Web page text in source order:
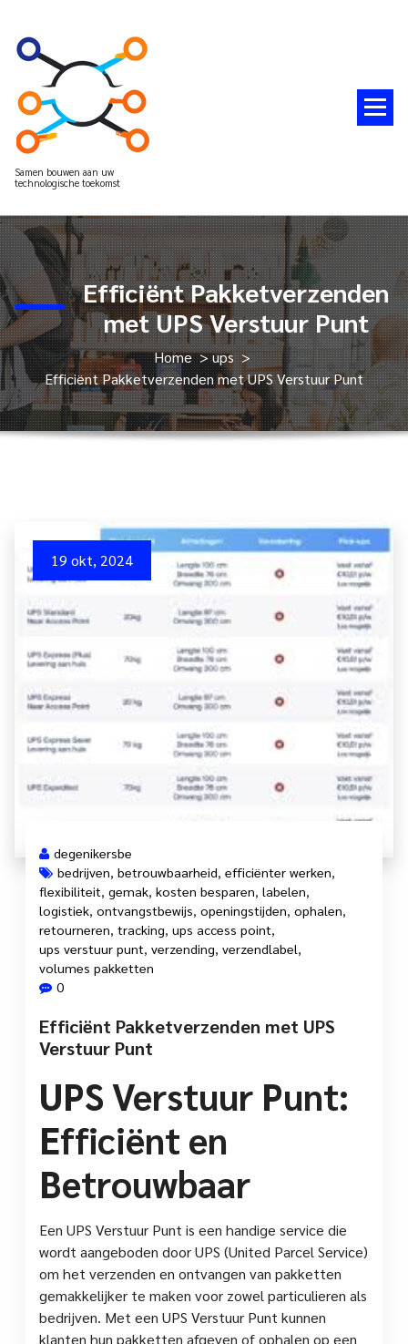
Samen bouwen aan uw
technologische toekomst
Efficiënt Pakketverzenden
met UPS Verstuur Punt
Home>ups>
Efficiënt Pakketverzenden met UPS Verstuur Punt
19 okt, 2024
degenikersbe
bedrijven, betrouwbaarheid, efficiënter werken,
flexibiliteit, gemak, kosten besparen, labelen,
logistiek, ontvangstbewijs, openingstijden, ophalen,
retourneren, tracking, ups access point,
ups verstuur punt, verzending, verzendlabel,
volumes pakketten
0
Efficiënt Pakketverzenden met UPS
Verstuur Punt
UPS Verstuur Punt:
Efficiënt en
Betrouwbaar
Een UPS Verstuur Punt is een handige service die
wordt aangeboden door UPS (United Parcel Service)
om het verzenden en ontvangen van pakketten
gemakkelijker te maken voor zowel particulieren als
bedrijven. Met een UPS Verstuur Punt kunnen
klanten hun pakketten afgeven of ophalen op een